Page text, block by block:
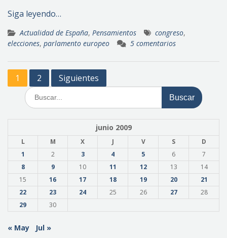
Siga leyendo…
Actualidad de España, Pensamientos congreso,
elecciones, parlamento europeo 5 comentarios
Paginación
entradas
1 2 Siguientes
Buscar:
junio 2009
L M X J V S
D
1
2 3 4 5 6
7
8
9 10 11 12 13
14
15
16 17 18 19 20
21
22
23 24 25 26 27
28
29
30
« May Jul »